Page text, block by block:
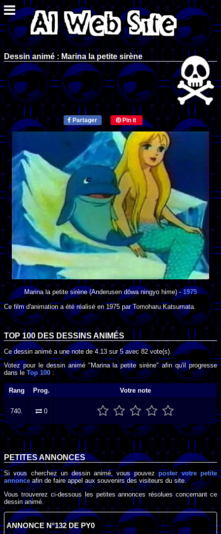
Dessin animé : Marina la petite sirène
Partager Pin it
Marina la petite sirène(Anderusen dōwa ningyo hime) - 1975
Ce film d'animation a été réalisé en 1975 parTomoharu Katsumata
TOP 100 DES DESSINS ANIMÉS
Ce dessin animé a une note de4.13 sur5 avec82vote(s).
Votez pour le dessin animé "Marina la petite sirène" afin qu'il progresse
dans le Top 100 :
Rang Prog. Votre note
740. 0
PETITES ANNONCES
Si vous cherchez un dessin animé, vous pouvezposter votre petite
annonceafin de faire appel aux souvenirs des visiteurs du site.
Vous trouverez ci-dessous les petites annonces résolues concernant ce
dessin animé.
ANNONCE N°132 DE PY0